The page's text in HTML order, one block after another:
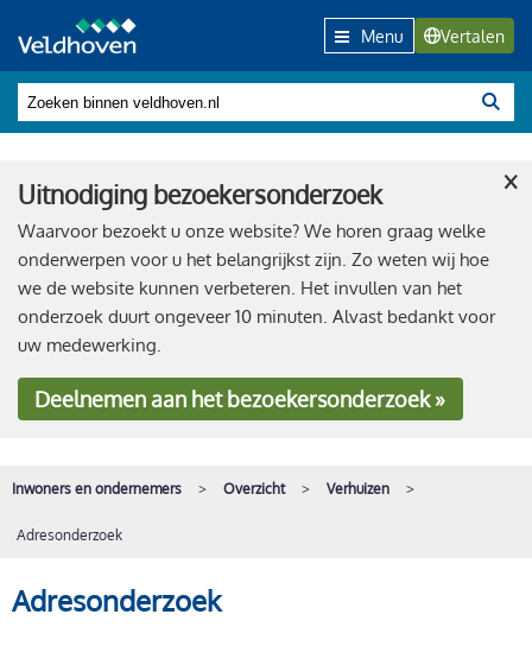
Menu Vertalen
Uitnodiging bezoekersonderzoek
Waarvoor bezoekt u onze website? We horen graag welke
onderwerpen voor u het belangrijkst zijn. Zo weten wij hoe
we de website kunnen verbeteren. Het invullen van het
onderzoek duurt ongeveer 10 minuten. Alvast bedankt voor
uw medewerking.
Deelnemenaan het bezoekersonderzoek »
×
Inwoners en ondernemers Overzicht Verhuizen
Adresonderzoek
Adresonderzoek